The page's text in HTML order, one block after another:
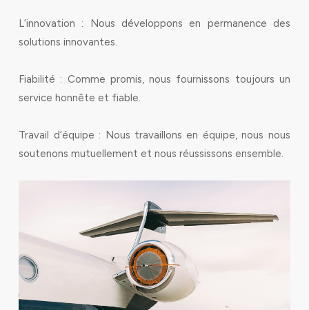
L’innovation : Nous développons en permanence des
solutions innovantes.
Fiabilité : Comme promis, nous fournissons toujours un
service honnête et fiable.
Travail d’équipe : Nous travaillons en équipe, nous nous
soutenons mutuellement et nous réussissons ensemble.